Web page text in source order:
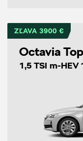
ZĽAVA 3900 €
Octavia
1,5 TSI m-